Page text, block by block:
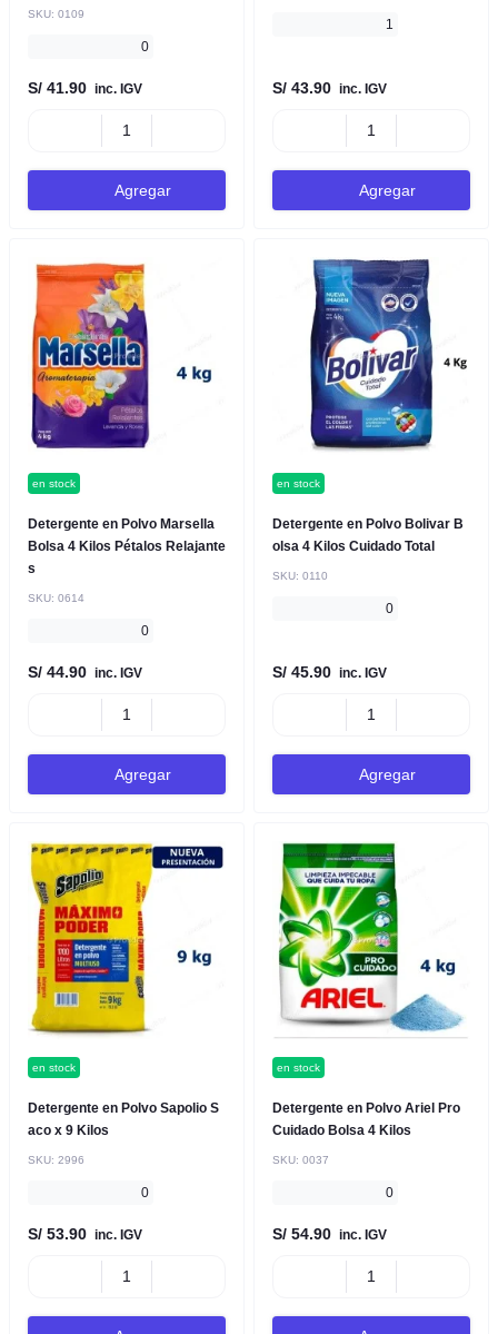
SKU: 0109
0
S/ 41.90 inc. IGV
Agregar
1
S/ 43.90 inc. IGV
Agregar
en stock
Detergente en Polvo Marsella
Bolsa 4 Kilos Pétalos Relajante
s
SKU: 0614
0
S/ 44.90 inc. IGV
Agregar
en stock
Detergente en Polvo Bolivar B
olsa 4 Kilos Cuidado Total
SKU: 0110
0
S/ 45.90 inc. IGV
Agregar
en stock
Detergente en Polvo Sapolio S
aco x 9 Kilos
SKU: 2996
0
S/ 53.90 inc. IGV
en stock
Detergente en Polvo Ariel Pro
Cuidado Bolsa 4 Kilos
SKU: 0037
0
S/ 54.90 inc. IGV